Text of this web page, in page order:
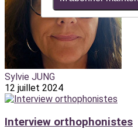
Sylvie JUNG
12 juillet 2024
Interview orthophonistes